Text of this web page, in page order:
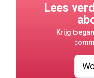
Lees
Krijg